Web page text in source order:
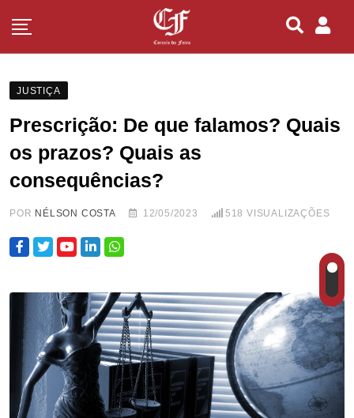
JUSTIÇA
Prescrição: De que falamos? Quais
os prazos? Quais as
consequências?
POR NÉLSON COSTA 12/05/2023 518 VISUALIZAÇÕES